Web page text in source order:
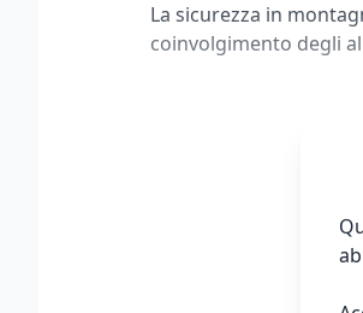
La sicurezza in
coinvolgimento degli